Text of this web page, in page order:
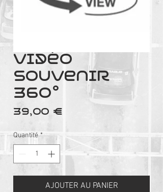
Vidéo
Souvenir
360°
39,00 €
Quantité *
AJOUTER AU PANIER